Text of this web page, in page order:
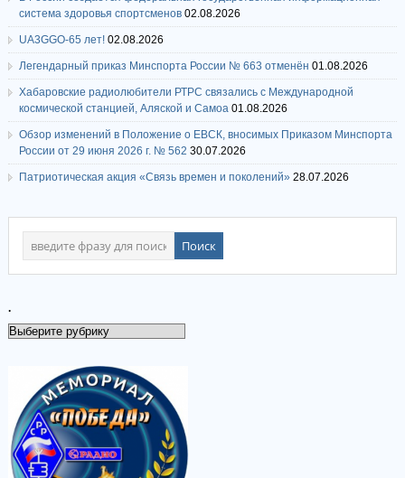
система здоровья спортсменов 02.08.2026
UA3GGO-65 лет! 02.08.2026
Легендарный приказ Минспорта России № 663 отменён 01.08.2026
Хабаровские радиолюбители РТРС связались с Международной
космической станцией, Аляской и Самоа 01.08.2026
Обзор изменений в Положение о ЕВСК, вносимых Приказом Минспорта
России от 29 июня 2026 г. № 562 30.07.2026
Патриотическая акция «Связь времен и поколений» 28.07.2026
.